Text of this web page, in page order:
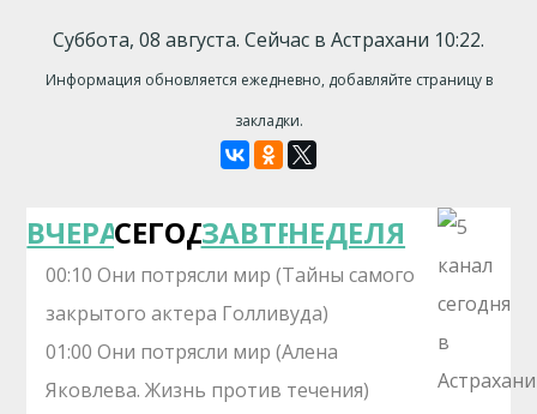
Суббота, 08 августа. Сейчас в Астрахани 10:22.
Информация обновляется ежедневно, добавляйте страницу в
закладки.
ВЧЕРАСЕГОДНЯЗАВТРАНЕДЕЛЯ
00:10 Они потрясли мир (Тайны самого
закрытого актера Голливуда)
01:00 Они потрясли мир (Алена
Яковлева. Жизнь против течения)